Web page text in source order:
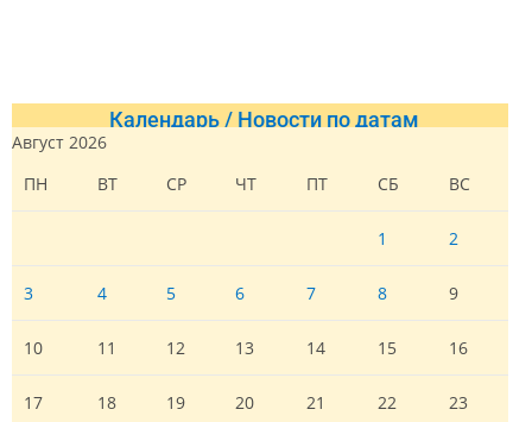
Календарь / Новости по датам
Август 2026
ПН
ВТ СР ЧТ ПТ СБ ВС
1 2
3 4 5 6 7 8 9
10 11 12 13 14 15 16
17 18 19 20 21 22 23